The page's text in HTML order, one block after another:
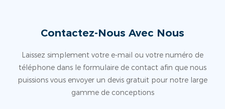
Contactez-Nous Avec Nous
Laissez simplement votre e-mail ou votre numéro de
téléphone dans le formulaire de contact afin que nous
puissions vous envoyer un devis gratuit pour notre large
gamme de conceptions